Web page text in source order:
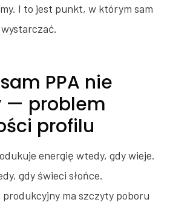
I to jest punkt, w którym sam
PPA nie
— problem
profilu
energię wtedy, gdy wieje.
gdy świeci słońce.
produkcyjny ma szczyty poboru